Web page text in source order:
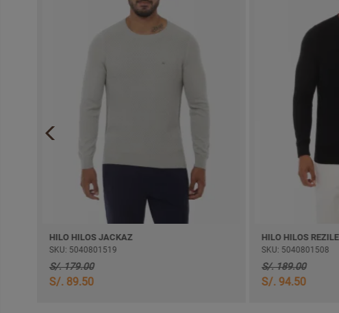
HILO HILOS JACKAZ
SKU: 5040801519
S/. 179.00
S/. 89.50
HILO HILOS
SKU: 5040801508
S/. 189.00
S/. 94.50